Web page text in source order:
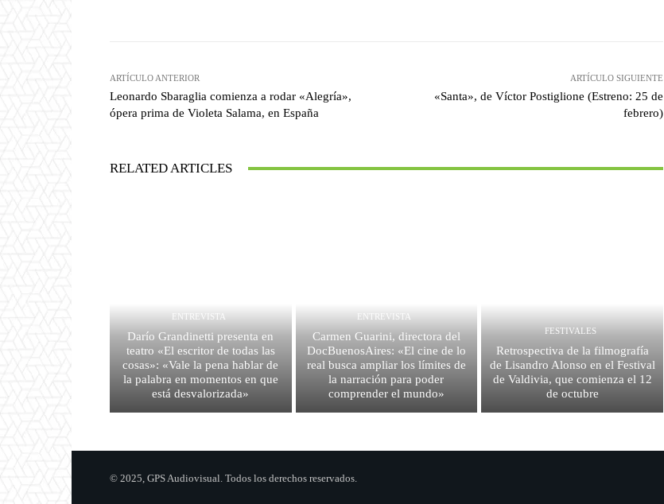
ARTÍCULO ANTERIOR
Leonardo Sbaraglia comienza a rodar «Alegría»,
ópera prima de Violeta Salama, en España
ARTÍCULO SIGUIENTE
«Santa», de Víctor Postiglione (Estreno: 25 de
febrero)
RELATED ARTICLES
ENTREVISTA
Darío Grandinetti presenta en
teatro «El escritor de todas las
cosas»: «Vale la pena hablar de
la palabra en momentos en que
está desvalorizada»
ENTREVISTA
Carmen Guarini, directora del
DocBuenosAires: «El cine de lo
real busca ampliar los límites de
la narración para poder
comprender el mundo»
FESTIVALES
Retrospectiva de la filmografía
de Lisandro Alonso en el Festival
de Valdivia, que comienza el 12
de octubre
© 2025, GPS Audiovisual. Todos los derechos reservados.